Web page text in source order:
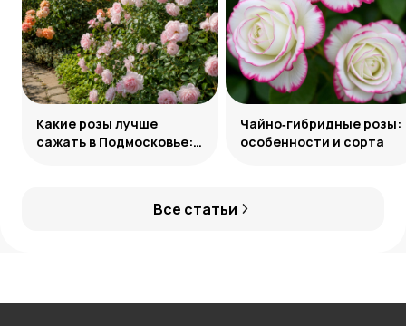
Все статьи
Какие розы лучше
сажать в Подмосковье:
Чайно‑гибридные розы:
особенности и сорта